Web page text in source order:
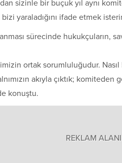
sizinle bir buçuk yıl aynı
yaraladığını ifade etmek
sürecinde hukukçuların,
ortak sorumluluğudur.
akıyla çıktık; komiteden
konuştu.
REKLAM ALANI